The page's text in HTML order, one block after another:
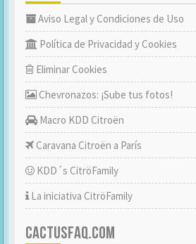
Aviso Legal y Condiciones de Uso
Política de Privacidad y Cookies
Eliminar Cookies
Chevronazos: ¡Sube tus fotos!
Macro KDD Citroën
Caravana Citroën a París
KDD´s CitröFamily
La iniciativa CitröFamily
CACTUSFAQ.COM